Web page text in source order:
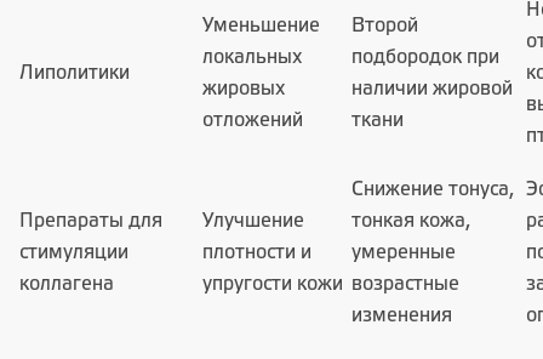
Липолитики
Уменьшение
локальных
жировых
отложений
Второй
подбородок при
наличии жировой
ткани
Препараты для
стимуляции
коллагена
Улучшение
плотности и
упругости кожи
Снижение тонуса,
тонкая кожа,
умеренные
возрастные
изменения